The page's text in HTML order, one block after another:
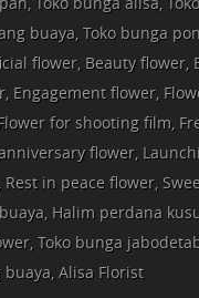
Toko bunga alisa,
buaya, Toko bunga
flower, Beauty flower,
Engagement flower,
for shooting film,
flower,
in peace flower,
Halim perdana
Toko bunga
Alisa Florist